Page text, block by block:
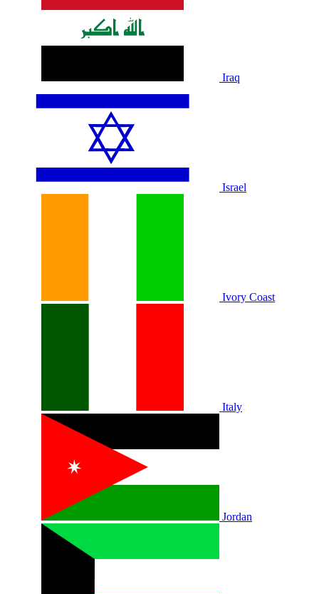
Iraq
Israel
Ivory Coast
Italy
Jordan